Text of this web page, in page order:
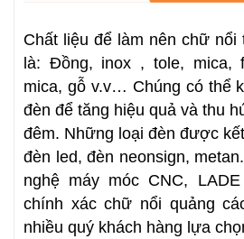
Chất liệu để làm nên chữ
là: Đồng, inox , tole, mica,
mica, gỗ v.v… Chúng có thể
đèn để tăng hiệu quả và thu
đêm. Những loại đèn được
đèn led, đèn neonsign,
nghệ máy móc CNC,
chính xác chữ nổi quảng
nhiều quý khách hàng lựa